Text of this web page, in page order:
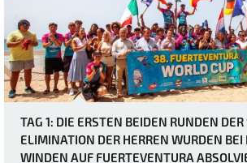
TAG 1: DIE ERSTEN BEIDEN RUNDEN DER
ELIMINATION DER HERREN WURDEN BEI
WINDEN AUF FUERTEVENTURA